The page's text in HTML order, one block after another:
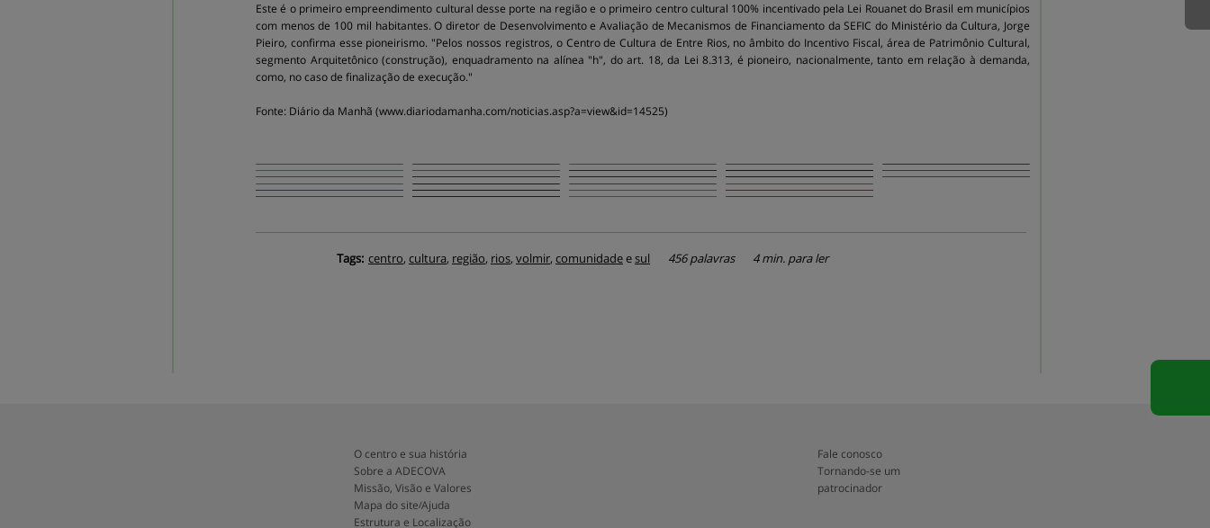
Este é o primeiro empreendimento cultural desse porte na região e o primeiro centro cultural 100% incentivado pela Lei Rouanet do Brasil em municípios
com menos de 100 mil habitantes. O diretor de Desenvolvimento e Avaliação de Mecanismos de Financiamento da SEFIC do Ministério da Cultura, Jorge
Pieiro, confirma esse pioneirismo. "Pelos nossos registros, o Centro de Cultura de Entre Rios, no âmbito do Incentivo Fiscal, área de Patrimônio Cultural,
segmento Arquitetônico (construção), enquadramento na alínea "h", do art. 18, da Lei 8.313, é pioneiro, nacionalmente, tanto em relação à demanda,
como, no caso de finalização de execução."
Fonte: Diário da Manhã (www.diariodamanha.com/noticias.asp?a=view&id=14525)
Tags: centro, cultura, região, rios, volmir, comunidadeesul 456 palavras 4 min. para ler
O centro e sua história
Sobre a ADECOVA
Missão, Visão e Valores
Mapa do site/Ajuda
Estrutura e Localização
Fale conosco
Tornando-se um
patrocinador